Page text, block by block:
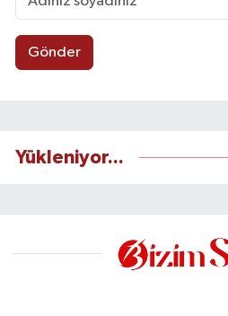
Gönder
Yükleniyor...